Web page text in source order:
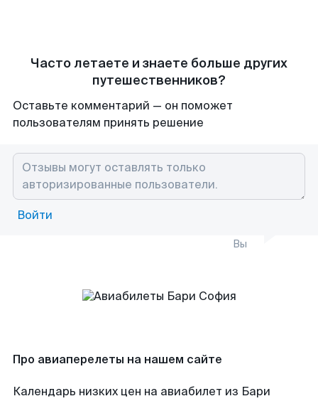
Часто летаете и знаете больше других
путешественников?
Оставьте комментарий — он поможет
пользователям принять решение
Войти
Вы
Про авиаперелеты на нашем сайте
Календарь низких цен на авиабилет из Бари